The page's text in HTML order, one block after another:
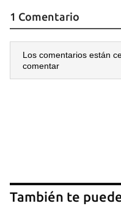
1 Comentario
Los comentarios están
comentar
También te